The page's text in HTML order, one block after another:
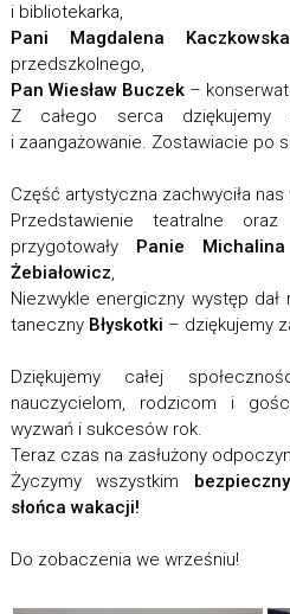
i bibliotekarka,
Pani Magdalena Kaczkowska
przedszkolnego,
Pan Wiesław Buczek–
Z całego serca
i zaangażowanie. Zostawiacie po
Część artystyczna zachwyciła
Przedstawienie teatralne
przygotowały Panie
Żebiałowicz,
Niezwykle energiczny występ
taneczny Błyskotki – dziękujemy
Dziękujemy całej
nauczycielom, rodzicom i
wyzwań i sukcesów rok.
Teraz czas na zasłużony
Życzymy wszystkim
słońca wakacji!
Do zobaczenia we wrześniu!